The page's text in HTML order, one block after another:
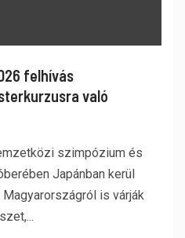
felhívás
való
szimpózium és
Japánban kerül
is várják